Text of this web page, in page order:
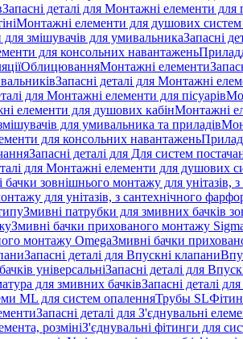
Запасні деталі для Монтажні елементи для
Монтажні елементи для душових систем
змішувачів для умивальникаЗапасні
для консольних навантажень
ОблицюванняМонтажні елементи
Запасні деталі для Монтажні
для Монтажні елементи для пісуарів
елементи для душових кабінМонтажні
для умивальника та приладів
для консольних навантажень
Запасні деталі для Для систем
для Монтажні елементи для душових
бачки зовнішнього монтажу для унітазів,
для унітазів, з сантехнічного
Змивні патрубки для змивних бачків
Змивні бачки прихованого монтажу
монтажу OmegaЗмивні бачки
Запасні деталі для Впускні клапани
універсальніЗапасні деталі для
для змивних бачкiвЗапасні деталі
ML для систем опаленняТрубы SL
Запасні деталі для З'єднувальні
розмініЗ'єднувальні фітинги для